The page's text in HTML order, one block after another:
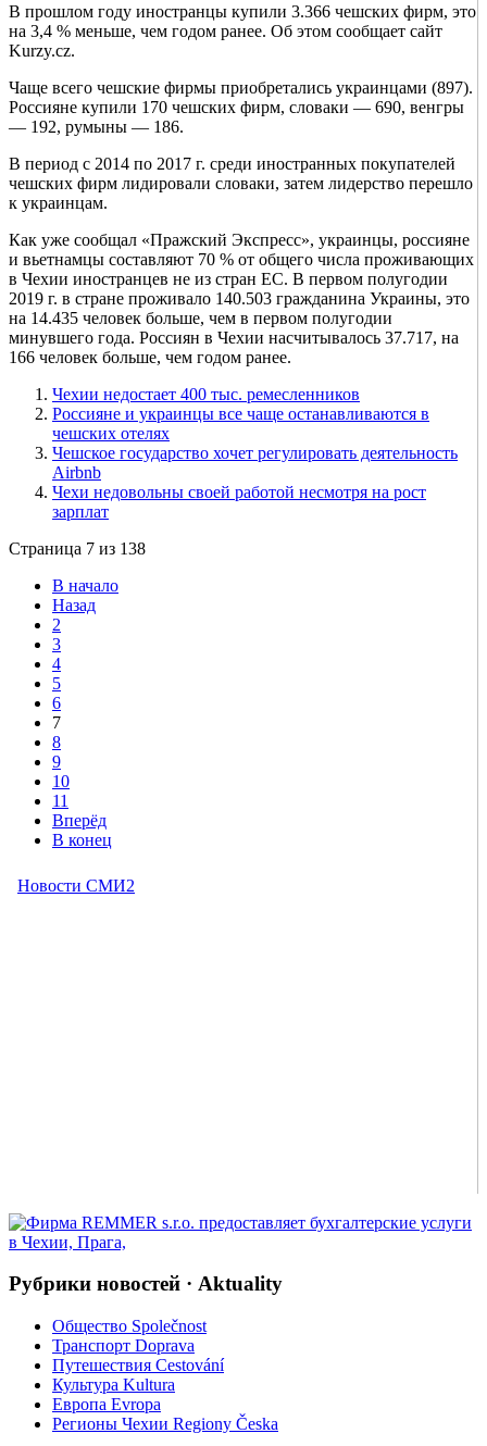
В прошлом году иностранцы купили 3.366 чешских фирм, это
на 3,4 % меньше, чем годом ранее. Об этом сообщает сайт
Kurzy.cz.
Чаще всего чешские фирмы приобретались украинцами (897).
Россияне купили 170 чешских фирм, словаки — 690, венгры
— 192, румыны — 186.
В период с 2014 по 2017 г. среди иностранных покупателей
чешских фирм лидировали словаки, затем лидерство перешло
к украинцам.
Как уже сообщал «Пражский Экспресс», украинцы, россияне
и вьетнамцы составляют 70 % от общего числа проживающих
в Чехии иностранцев не из стран ЕС. В первом полугодии
2019 г. в стране проживало 140.503 гражданина Украины, это
на 14.435 человек больше, чем в первом полугодии
минувшего года. Россиян в Чехии насчитывалось 37.717, на
166 человек больше, чем годом ранее.
Чехии недостает 400 тыс. ремесленников
Россияне и украинцы все чаще останавливаются в
чешских отелях
Чешское государство хочет регулировать деятельность
Airbnb
Чехи недовольны своей работой несмотря на рост
зарплат
Страница 7 из 138
В начало
Назад
2
3
4
5
6
7
8
9
10
11
Вперёд
В конец
Рубрики новостей · Aktuality
Общество Společnost
Транспорт Doprava
Путешествия Cestování
Культура Kultura
Европа Evropa
Регионы Чехии Regiony Česka